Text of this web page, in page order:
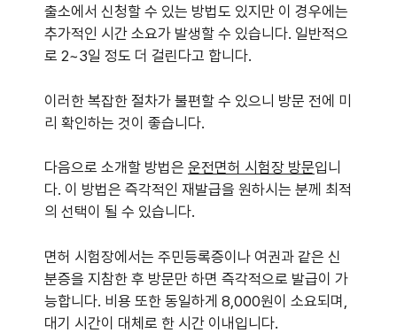
출소에서 신청할 수 있는 방법도 있지만 이 경우에는
추가적인 시간 소요가 발생할 수 있습니다. 일반적으
로 2~3일 정도 더 걸린다고 합니다.
이러한 복잡한 절차가 불편할 수 있으니 방문 전에 미
리 확인하는 것이 좋습니다.
다음으로 소개할 방법은 운전면허 시험장 방문입니
다. 이 방법은 즉각적인 재발급을 원하시는 분께 최적
의 선택이 될 수 있습니다.
면허 시험장에서는 주민등록증이나 여권과 같은 신
분증을 지참한 후 방문만 하면 즉각적으로 발급이 가
능합니다. 비용 또한 동일하게 8,000원이 소요되며,
대기 시간이 대체로 한 시간 이내입니다.